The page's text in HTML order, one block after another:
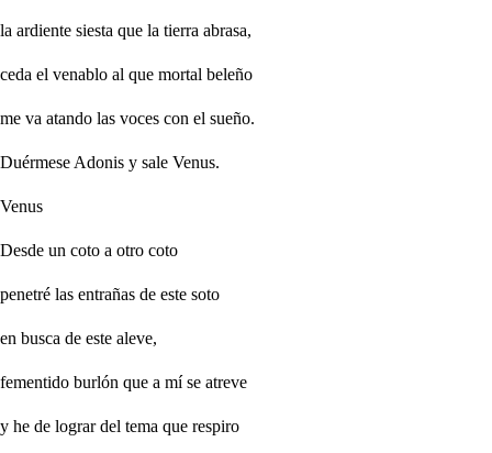
la ardiente siesta que la tierra abrasa,
ceda el venablo al que mortal beleño
me va atando las voces con el sueño.
Duérmese Adonis y sale Venus.
Venus
Desde un coto a otro coto
penetré las entrañas de este soto
en busca de este aleve,
fementido burlón que a mí se atreve
y he de lograr del tema que respiro